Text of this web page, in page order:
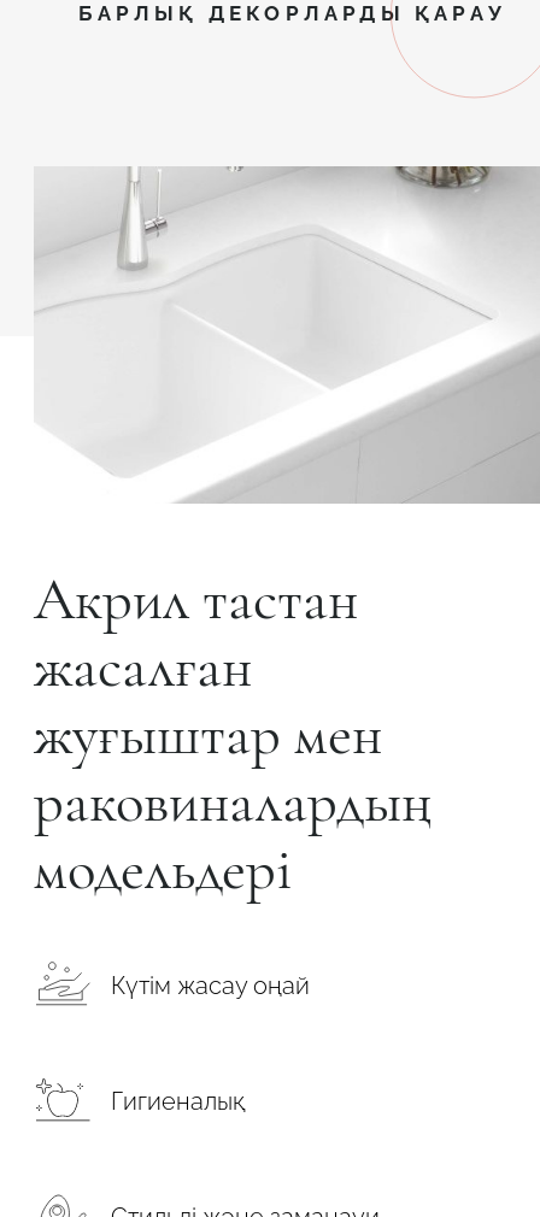
БАРЛЫҚ ДЕКОРЛАРДЫ ҚАРАУ
Акрил тастан
жасалған
жуғыштар мен
раковиналардың
модельдері
Күтім жасау оңай
Гигиеналық